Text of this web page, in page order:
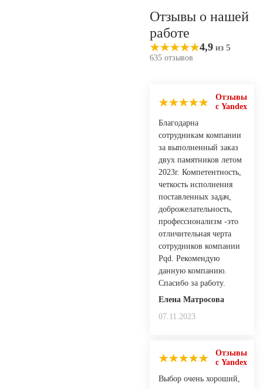
Отзывы о нашей
работе
4,9 из 5
635 отзывов
Отзывы
с Yandex
Благодарна
сотрудникам компании
за выполненный заказ
двух памятников летом
2023г. Компетентность,
четкость исполнения
поставленных задач,
доброжелательность,
профессионализм -это
отличительная черта
сотрудников компании
Pqd. Рекомендую
данную компанию.
Спасибо за работу.
Елена Матросова
07.11.2023
Отзывы
с Yandex
Выбор очень хороший,